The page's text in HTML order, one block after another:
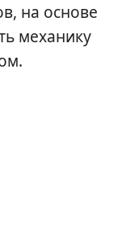
на основе
механику